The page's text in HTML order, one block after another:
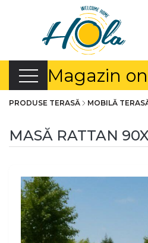
Magazin
PRODUSE TERASĂ MOBILĂ
MASĂ RATTAN